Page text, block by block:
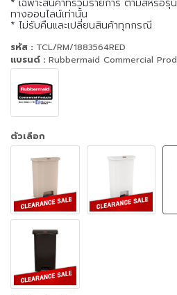
ทางออนไลน์เท่านั้น
* ไม่รับคืนและเปลี่ยนสินค้าทุกกรณี
รหัส : TCL/RM/1883564RED
แบรนด์ : Rubbermaid Commercial
ตัวเลือก